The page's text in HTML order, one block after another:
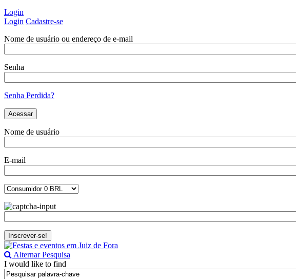
Login
Login Cadastre-se
Nome de usuário ou endereço de e-mail
Senha
Senha Perdida?
Nome de usuário
E-mail
Alternar Pesquisa
I would like to find